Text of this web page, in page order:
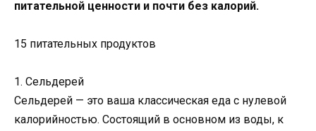
питательной ценности и почти без калорий.
15 питательных продуктов
1. Сельдерей
Сельдерей — это ваша классическая еда с нулевой
калорийностью. Состоящий в основном из воды, к